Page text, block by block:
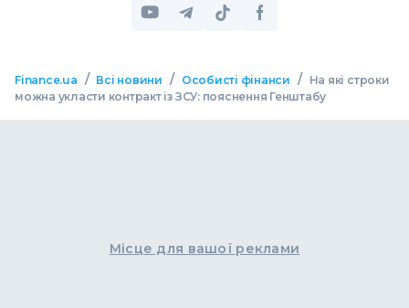
Finance.ua / Всі новини / Особисті фінанси /
На які строки
можна укласти контракт із ЗСУ: пояснення Генштабу
Місце для вашої реклами